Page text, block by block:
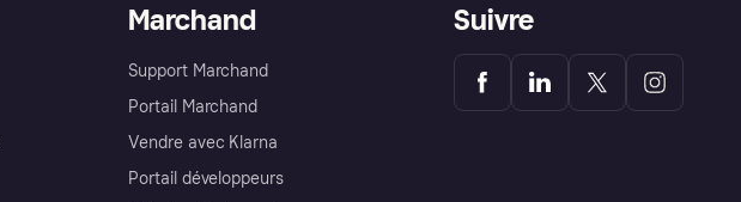
Marchand
Support Marchand
Portail Marchand
Vendre avec Klarna
Portail développeurs
Suivre